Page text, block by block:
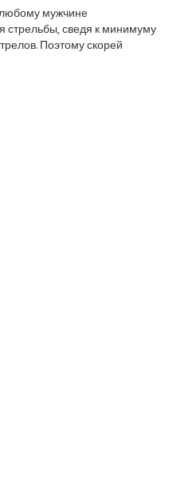
мужчине
сведя к минимуму
Поэтому скорей